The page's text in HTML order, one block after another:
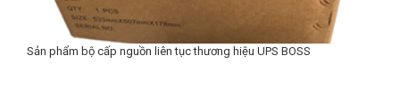
Sản phẩm bộ cấp nguồn liên tục thương hiệu UPS BOSS